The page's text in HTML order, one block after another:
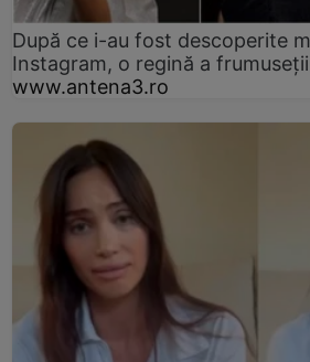
După ce i-au fost descoperite
Instagram, o regină a
www.antena3.ro